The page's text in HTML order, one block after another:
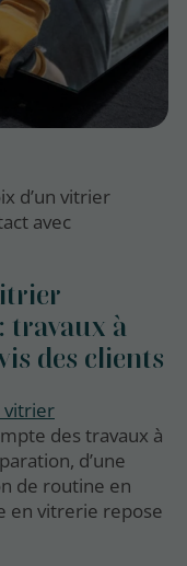
d’un vitrier
avec
travaux à
des clients
vitrier
des travaux à
d’une
de routine en
en vitrerie repose